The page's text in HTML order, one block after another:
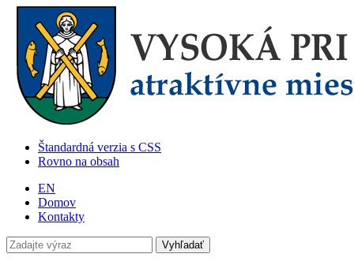
Štandardná verzia s CSS
Rovno na obsah
EN
Domov
Kontakty